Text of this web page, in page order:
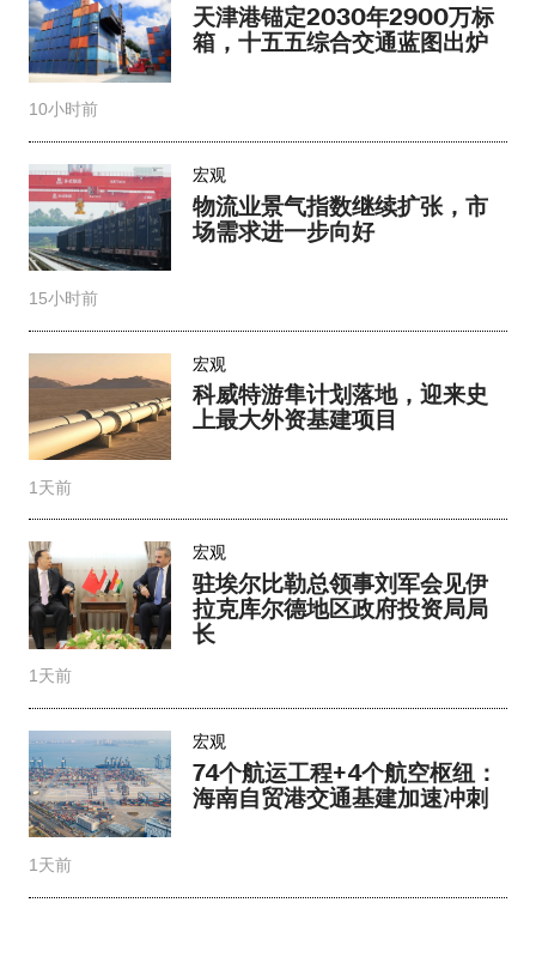
天津港锚定2030年2900万标
箱，十五五综合交通蓝图出炉
10小时前
宏观
物流业景气指数继续扩张，市
场需求进一步向好
15小时前
宏观
科威特游隼计划落地，迎来史
上最大外资基建项目
1天前
宏观
驻埃尔比勒总领事刘军会见伊
拉克库尔德地区政府投资局局
长
1天前
宏观
74个航运工程+4个航空枢纽：
海南自贸港交通基建加速冲刺
1天前